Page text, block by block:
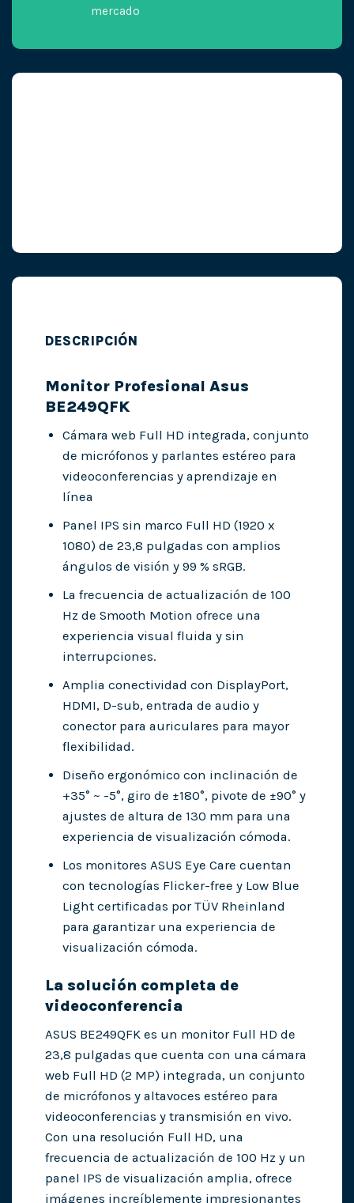
mercado
DESCRIPCIÓN
Monitor Profesional Asus
BE249QFK
Cámara web Full HD integrada, conjunto
de micrófonos y parlantes estéreo para
videoconferencias y aprendizaje en
línea
Panel IPS sin marco Full HD (1920 x
1080) de 23,8 pulgadas con amplios
ángulos de visión y 99 % sRGB.
La frecuencia de actualización de 100
Hz de Smooth Motion ofrece una
experiencia visual fluida y sin
interrupciones.
Amplia conectividad con DisplayPort,
HDMI, D-sub, entrada de audio y
conector para auriculares para mayor
flexibilidad.
Diseño ergonómico con inclinación de
+35° ~ -5°, giro de ±180°, pivote de ±90° y
ajustes de altura de 130 mm para una
experiencia de visualización cómoda.
Los monitores ASUS Eye Care cuentan
con tecnologías Flicker-free y Low Blue
Light certificadas por TÜV Rheinland
para garantizar una experiencia de
visualización cómoda.
La solución completa de
videoconferencia
ASUS BE249QFK es un monitor Full HD de
23,8 pulgadas que cuenta con una cámara
web Full HD (2 MP) integrada, un conjunto
de micrófonos y altavoces estéreo para
videoconferencias y transmisión en vivo.
Con una resolución Full HD, una
frecuencia de actualización de 100 Hz y un
panel IPS de visualización amplia, ofrece
imágenes increíblemente impresionantes